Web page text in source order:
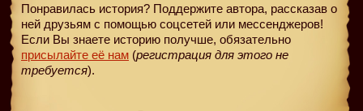
Понравилась история? Поддержите автора, рассказав о
ней друзьям с помощью соцсетей или мессенджеров!
Если Вы знаете историю получше, обязательно
присылайте её нам (регистрация для этого не
требуется).